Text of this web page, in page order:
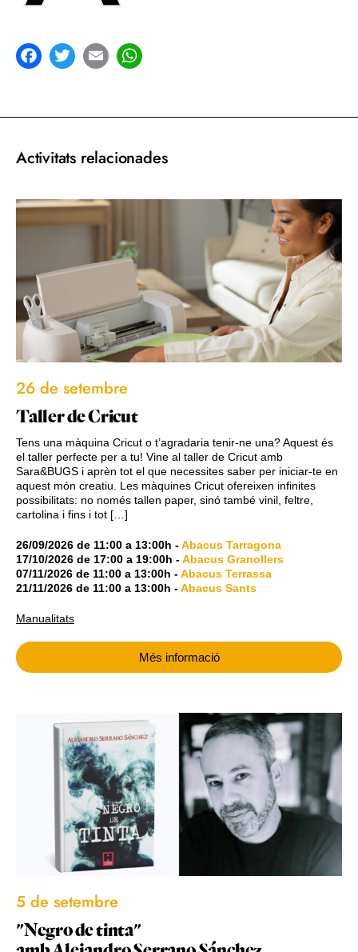
Activitats relacionades
26 de setembre
Taller de Cricut
Tens una màquina Cricut o t’agradaria tenir-ne una? Aquest és
el taller perfecte per a tu! Vine al taller de Cricut amb
Sara&BUGS i aprèn tot el que necessites saber per iniciar-te en
aquest món creatiu. Les màquines Cricut ofereixen infinites
possibilitats: no només tallen paper, sinó també vinil, feltre,
cartolina i fins i tot […]
26/09/2026 de 11:00 a 13:00h -Abacus Tarragona
17/10/2026 de 17:00 a 19:00h -Abacus Granollers
07/11/2026 de 11:00 a 13:00h -Abacus Terrassa
21/11/2026 de 11:00 a 13:00h -Abacus Sants
Manualitats
Més informació
5 de setembre
"Negro de tinta"